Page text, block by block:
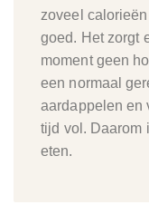
zoveel
goed. Het zorgt
moment geen
een normaal
aardappelen en
tijd vol. Daarom
eten.